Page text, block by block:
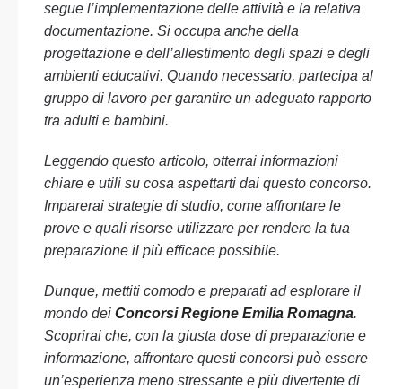
segue l’implementazione delle attività e la relativa
documentazione. Si occupa anche della
progettazione e dell’allestimento degli spazi e degli
ambienti educativi. Quando necessario, partecipa al
gruppo di lavoro per garantire un adeguato rapporto
tra adulti e bambini.
Leggendo questo articolo, otterrai informazioni
chiare e utili su cosa aspettarti dai questo concorso.
Imparerai strategie di studio, come affrontare le
prove e quali risorse utilizzare per rendere la tua
preparazione il più efficace possibile.
Dunque, mettiti comodo e preparati ad esplorare il
mondo dei Concorsi Regione Emilia Romagna.
Scoprirai che, con la giusta dose di preparazione e
informazione, affrontare questi concorsi può essere
un’esperienza meno stressante e più divertente di